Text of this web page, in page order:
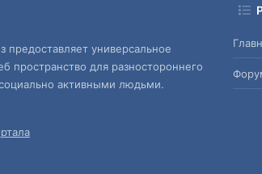
универсальное
пространство для разностороннего
активными людьми.